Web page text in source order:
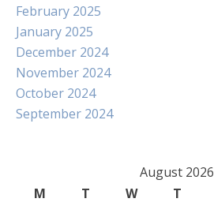
February 2025
January 2025
December 2024
November 2024
October 2024
September 2024
August 2026
M
T W T